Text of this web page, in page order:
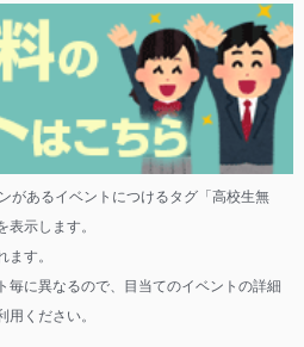
があるイベントにつけるタグ「高校生無
示します。
す。
に異なるので、目当てのイベントの詳細
ください。